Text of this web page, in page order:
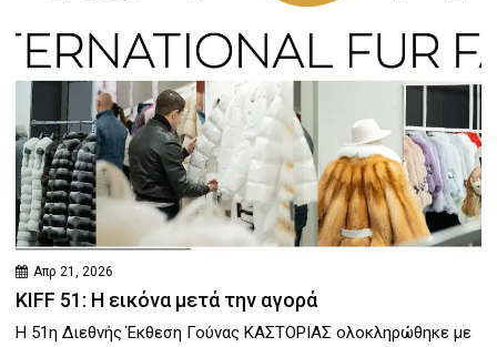
Απρ 21, 2026
KIFF 51: Η εικόνα μετά την αγορά
Η 51η Διεθνής Έκθεση Γούνας ΚΑΣΤΟΡΙΑΣ ολοκληρώθηκε με